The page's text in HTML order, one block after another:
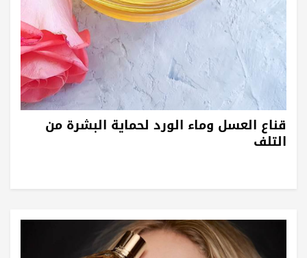
قناع العسل وماء الورد لحماية البشرة من
التلف